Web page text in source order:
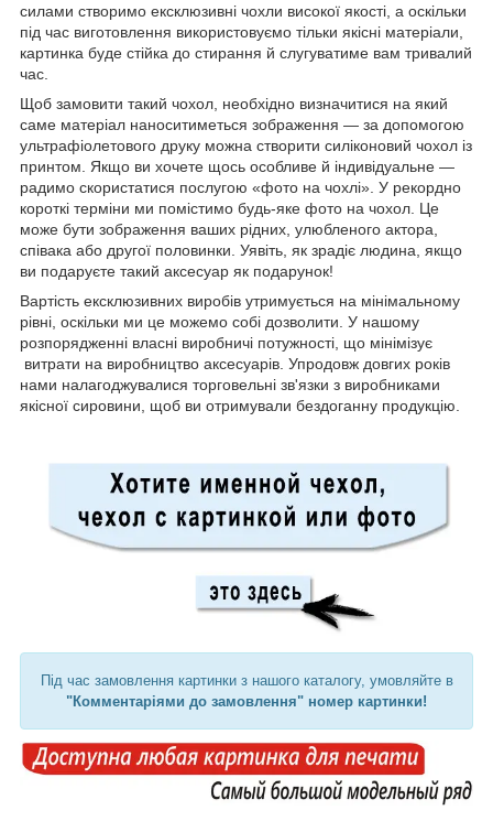
силами створимо ексклюзивні чохли високої якості, а оскільки
під час виготовлення використовуємо тільки якісні матеріали,
картинка буде стійка до стирання й слугуватиме вам тривалий
час.
Щоб замовити такий чохол, необхідно визначитися на який
саме матеріал наноситиметься зображення — за допомогою
ультрафіолетового друку можна створити силіконовий чохол із
принтом. Якщо ви хочете щось особливе й індивідуальне —
радимо скористатися послугою «фото на чохлі». У рекордно
короткі терміни ми помістимо будь-яке фото на чохол. Це
може бути зображення ваших рідних, улюбленого актора,
співака або другої половинки. Уявіть, як зрадіє людина, якщо
ви подаруєте такий аксесуар як подарунок!
Вартість ексклюзивних виробів утримується на мінімальному
рівні, оскільки ми це можемо собі дозволити. У нашому
розпорядженні власні виробничі потужності, що мінімізує
витрати на виробництво аксесуарів. Упродовж довгих років
нами налагоджувалися торговельні зв'язки з виробниками
якісної сировини, щоб ви отримували бездоганну продукцію.
Під час замовлення картинки з нашого каталогу, умовляйте в
"Комментаріями до замовлення" номер картинки!